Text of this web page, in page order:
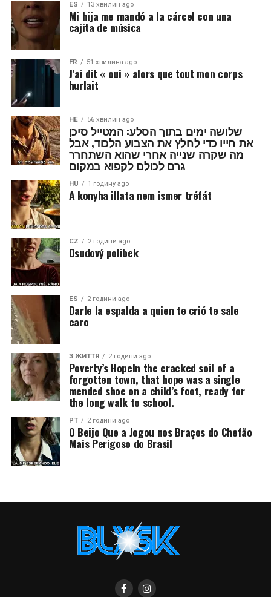
ES 13 хвилин ago
Mi hija me mandó a la cárcel con una
cajita de música
FR 51 хвилина ago
J’ai dit « oui » alors que tout mon corps
hurlait
HE 56 хвилин ago
שלושה ימים בתוך הסלע: המטייל סיכן
את חייו כדי לחלץ את הצבוע הלכוד, אבל
מה שקרה שנייה אחרי שהוא השתחרר
גרם לכולם לקפוא במקום
HU 1 годину ago
A konyha illata nem ismer tréfát
CZ 2 години ago
Osudový polibek
ES 2 години ago
Darle la espalda a quien te crió te sale
caro
З ЖИТТЯ 2 години ago
Poverty’s HopeIn the cracked soil of a
forgotten town, that hope was a single
mended shoe on a child’s foot, ready for
the long walk to school.
PT 2 години ago
O Beijo Que a Jogou nos Braços do Chefão
Mais Perigoso do Brasil